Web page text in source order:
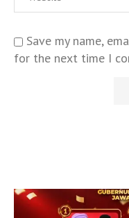
Save my name,
for the next time I